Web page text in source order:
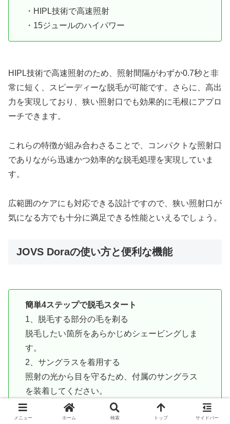
・HIPL技術で高速照射
・15ジュールのハイパワー
HIPL技術で高速照射のため、照射間隔がわずか0.7秒と非
常に短く、スピーディーな脱毛が可能です。さらに、高出
力を実現しており、狭い照射口でも効果的に毛根にアプロ
ーチできます。
これらの特徴が組み合わさることで、コンパクトな照射口
でありながら迅速かつ効率的な脱毛処理を実現していま
す。
広範囲のケアにも対応できる設計ですので、狭い照射口が
気になる方でも十分に満足できる性能といえるでしょう。
JOVS Doraの使い方と便利な機能
簡単4ステップで脱毛スタート
1、脱毛する部分の毛を剃る
脱毛したい箇所をあらかじめシェービングしま
す。
2、サングラスを着用する
照射の光から目を守るため、付属のサングラス
を装着してください。
3、出力レベルを設定する
肌の状態や部位に合わせて、適切な照射レベル
メニュー ホーム 検索 トップ サイドバー